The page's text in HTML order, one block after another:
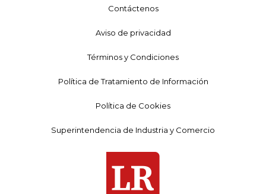
Contáctenos
Aviso de privacidad
Términos y Condiciones
Política de Tratamiento de Información
Política de Cookies
Superintendencia de Industria y Comercio